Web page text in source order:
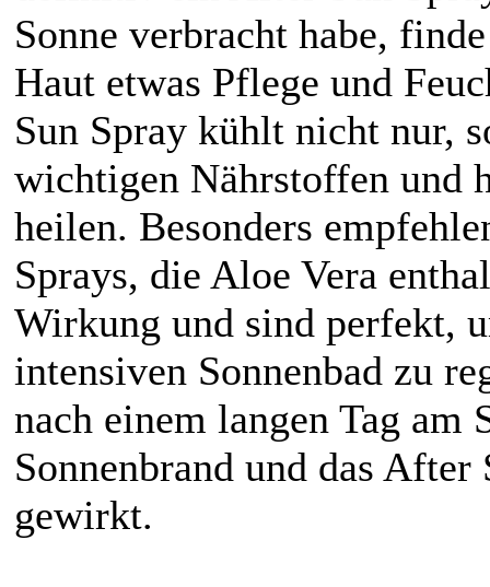
Sonne verbracht habe,
Haut etwas Pflege und
Sun Spray kühlt nicht nur,
wichtigen Nährstoffen und
heilen. Besonders
Sprays, die Aloe Vera
Wirkung und sind perfekt,
intensiven Sonnenbad zu
nach einem langen Tag
Sonnenbrand und das
gewirkt.